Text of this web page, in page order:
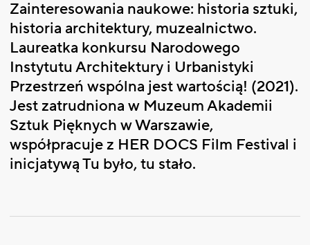
Zainteresowania naukowe: historia sztuki,
historia architektury, muzealnictwo.
Laureatka konkursu Narodowego
Instytutu Architektury i Urbanistyki
Przestrzeń wspólna jest wartością! (2021).
Jest zatrudniona w Muzeum Akademii
Sztuk Pięknych w Warszawie,
współpracuje z HER DOCS Film Festival i
inicjatywą Tu było, tu stało.